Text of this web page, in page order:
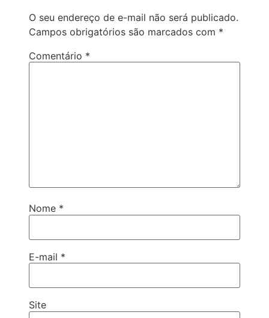
O seu endereço de e-mail não será publicado.
Campos obrigatórios são marcados com *
Comentário *
Nome *
E-mail *
Site